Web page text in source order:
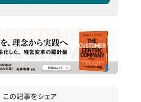
この記事をシェア